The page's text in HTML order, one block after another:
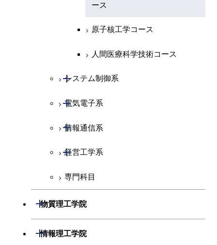
ース
原子核工学コース
人間医療科学技術コース
システム制御系
開閉
システム制御コース
エンジニアリングデザイン
電気電子系
開閉
電気電子コース
エネルギーコース
エネルギー・情報コース
情報通信系
開閉
情報通信コース
エンジニアリングデザイン
コース
経営工学系
開閉
経営工学コース
専門科目
物質理工学院
開閉
材料系
開閉
情報理工学院
開閉